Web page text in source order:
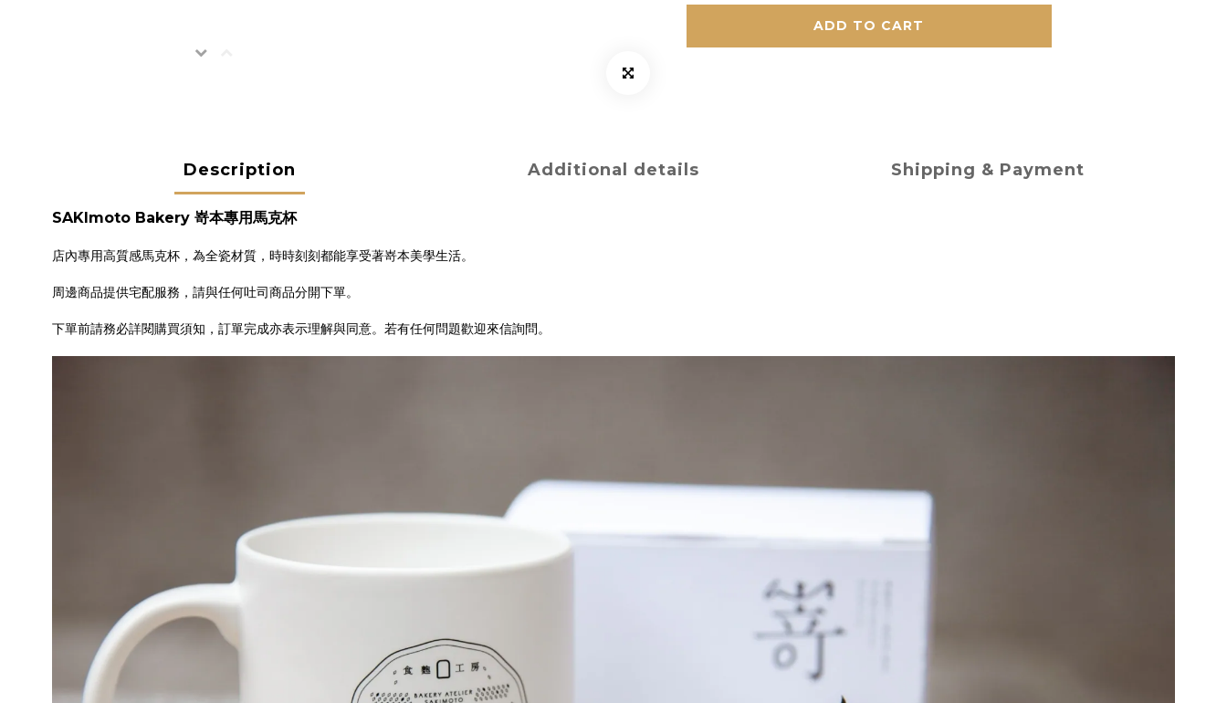
ADD TO CART
Description Additional details Shipping & Payment
SAKImoto Bakery 嵜本專用馬克杯
店內專用高質感馬克杯，為全瓷材質，時時刻刻都能享受著嵜本美學生活。
周邊商品提供宅配服務，請與任何吐司商品分開下單。
下單前請務必詳閱購買須知，訂單完成亦表示理解與同意。若有任何問題歡迎來信詢問。